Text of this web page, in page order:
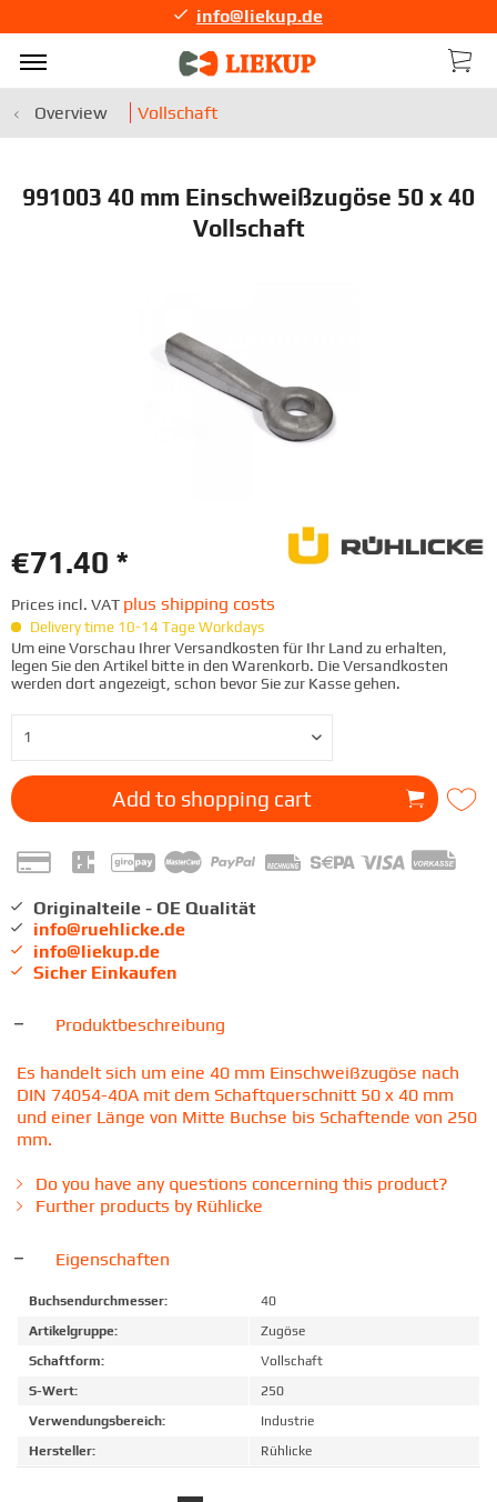
info@liekup.de
Overview Vollschaft
991003 40 mm Einschweißzugöse 50 x 40
Vollschaft
€71.40 *
Prices incl. VAT plus shipping costs
Delivery time 10-14 Tage Workdays
Um eine Vorschau Ihrer Versandkosten für Ihr Land zu erhalten,
legen Sie den Artikel bitte in den Warenkorb. Die Versandkosten
werden dort angezeigt, schon bevor Sie zur Kasse gehen.
Add to shopping cart
Originalteile - OE Qualität
info@ruehlicke.de
info@liekup.de
Sicher Einkaufen
Produktbeschreibung
Es handelt sich um eine 40 mm Einschweißzugöse nach
DIN 74054-40A mit dem Schaftquerschnitt 50 x 40 mm
und einer Länge von Mitte Buchse bis Schaftende von 250
mm.
Do you have any questions concerning this product?
Further products by Rühlicke
Eigenschaften
Buchsendurchmesser:
40
Artikelgruppe:
Zugöse
Schaftform:
Vollschaft
S-Wert:
250
Verwendungsbereich:
Industrie
Hersteller:
Rühlicke